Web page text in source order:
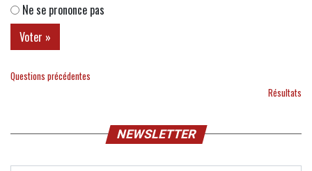
Ne se prononce pas
Questions précédentes
Résultats
NEWSLETTER